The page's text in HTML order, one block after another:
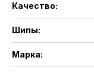
Качество:
Шипы:
Марка: